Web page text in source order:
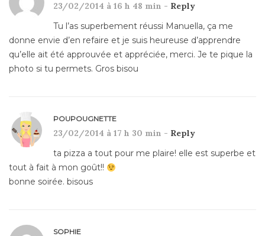
23/02/2014 à 16 h 48 min - Reply
Tu l’as superbement réussi Manuella, ça me
donne envie d’en refaire et je suis heureuse d’apprendre
qu’elle ait été approuvée et appréciée, merci. Je te pique la
photo si tu permets. Gros bisou
POUPOUGNETTE
23/02/2014 à 17 h 30 min - Reply
ta pizza a tout pour me plaire! elle est superbe et
tout à fait à mon goût!!
bonne soirée. bisous
SOPHIE